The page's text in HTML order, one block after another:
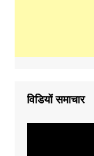
विडियों समाचार